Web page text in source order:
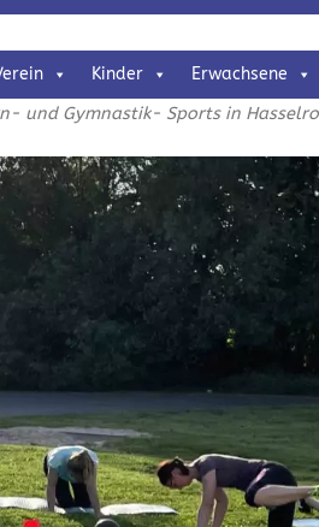
Kinder Erwachsene
und Gymnastik- Sports in